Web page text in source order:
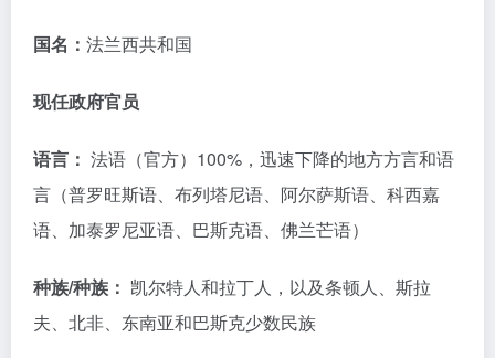
国名： 法兰西共和国
现任政府官员
语言： 法语（官方）100%，迅速下降的地方方言和语
言（普罗旺斯语、布列塔尼语、阿尔萨斯语、科西嘉
语、加泰罗尼亚语、巴斯克语、佛兰芒语）
种族/种族： 凯尔特人和拉丁人，以及条顿人、斯拉
夫、北非、东南亚和巴斯克少数民族